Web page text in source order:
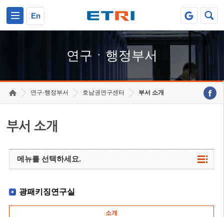
En
연구ㆍ행정부서
연구·행정부서 호남권연구센터 부서 소개
부서 소개
메뉴를 선택하세요.
광패키징연구실
소개